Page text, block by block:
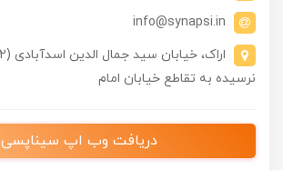
info@synapsi.in
نرسیده به تقاطع خیابان امام
دریافت وب اپ سیناپسی